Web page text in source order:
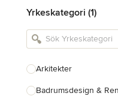
Yrkeskategori (1)
Arkitekter
Badrumsdesign &